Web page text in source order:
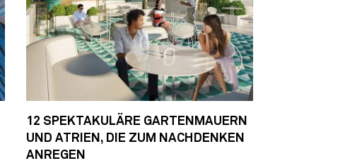
12 SPEKTAKULÄRE GARTENMAUERN
UND ATRIEN, DIE ZUM NACHDENKEN
ANREGEN